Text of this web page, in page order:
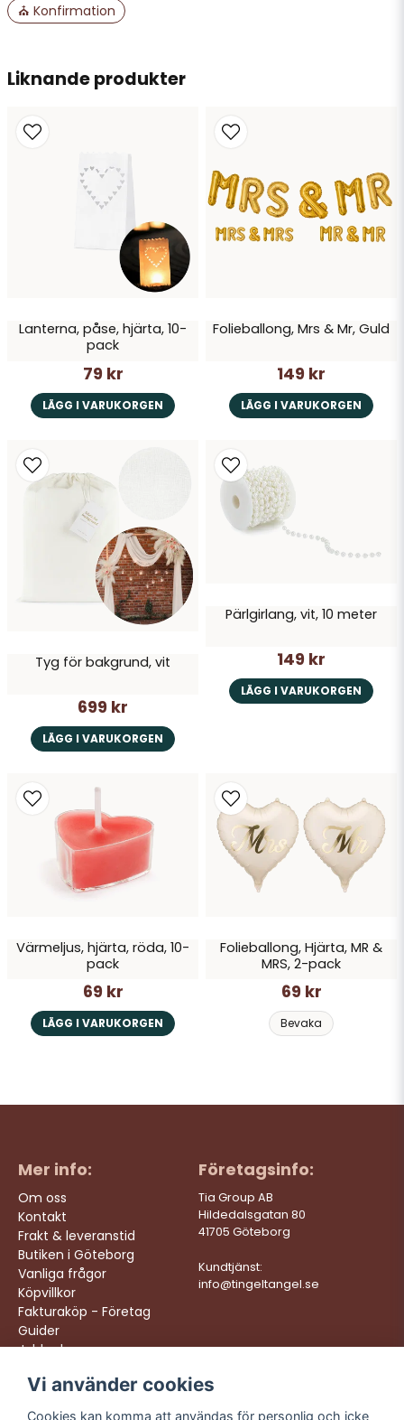
Ja, ni får publicera min fråga
Skicka fråga
Liknande produkter
Lanterna, påse, hjärta, 10-
pack
79 kr
LÄGG I VARUKORGEN
Folieballong, Mrs & Mr, Guld
149 kr
LÄGG I VARUKORGEN
Tyg för bakgrund, vit
699 kr
LÄGG I VARUKORGEN
Pärlgirlang, vit, 10 meter
149 kr
LÄGG I VARUKORGEN
Värmeljus, hjärta, röda, 10-
pack
69 kr
LÄGG I VARUKORGEN
Folieballong, Hjärta, MR &
MRS, 2-pack
69 kr
Bevaka
⛪ Konfirmation
Mer info:
Om oss
Kontakt
Frakt & leveranstid
Butiken i Göteborg
Vanliga frågor
Köpvillkor
Fakturaköp - Företag
Guider
Jobba hos oss
Företagsinfo:
Tia Group AB
Hildedalsgatan 80
41705 Göteborg
Kundtjänst:
info@tingeltangel.se
Följ oss:
Instagram
Vi levererar:
Snabba leveranser
Vi använder cookies
Cookies kan komma att användas för personlig och icke